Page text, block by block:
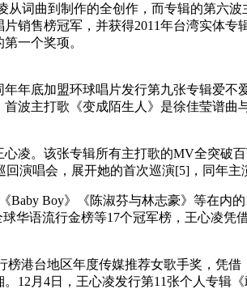
从词曲到制作的全创作，而专辑的第六
销售榜冠军，并获得2011年台湾实体
一个奖项。
年底加盟环球唱片发行第九张专辑爱
波主打歌《变成陌生人》是徐佳莹谱
凌。该张专辑所有主打歌的MV全突破
演唱会，展开她的首次巡演[5]，同年
Baby Boy》《陈淑芬与林志豪》等在内
华语流行金榜等17个冠军榜，王心凌
榜港台地区年度传媒推荐女歌手奖，凭
12月4日，王心凌发行第11张个人专辑